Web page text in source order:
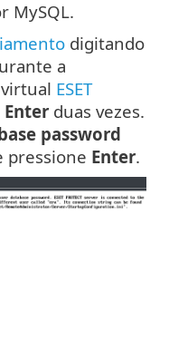
MySQL.
digitando
a
ESET
Enter duas vezes.
password
pressione Enter.